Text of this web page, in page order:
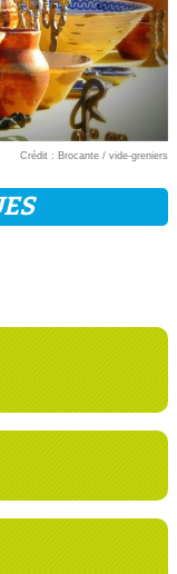
Crédit : Brocante / vide-greniers